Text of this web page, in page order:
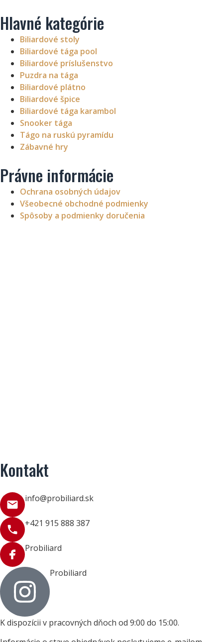
Hlavné kategórie
Biliardové stoly
Biliardové tága pool
Biliardové príslušenstvo
Puzdra na tága
Biliardové plátno
Biliardové špice
Biliardové tága karambol
Snooker tága
Tágo na ruskú pyramídu
Zábavné hry
Právne informácie
Ochrana osobných údajov
Všeobecné obchodné podmienky
Spôsoby a podmienky doručenia
Kontakt
info@probiliard.sk
+421 915 888 387
Probiliard
Probiliard
K dispozícii v pracovných dňoch od 9:00 do 15:00.